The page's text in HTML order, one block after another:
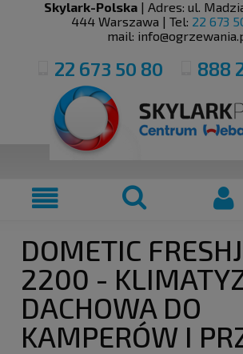
Skylark-Polska | Adres: ul.
444 Warszawa | Tel: 22 673
mail:
22 673 50 80 888
DOMETIC
2200 -
DACHOWA DO
KAMPERÓW I